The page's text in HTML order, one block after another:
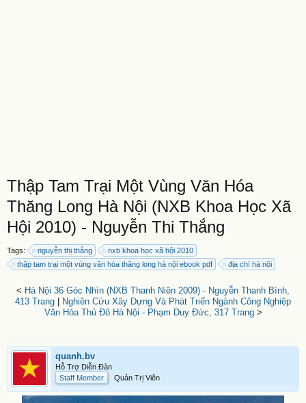
Thập Tam Trại Một Vùng Văn Hóa
Thăng Long Hà Nội (NXB Khoa Học Xã
Hội 2010) - Nguyễn Thi Thắng
Tags: nguyễn thị thắng
nxb khoa học xã hội 2010
thập tam trại một vùng văn hóa thăng long hà nội ebook pdf
địa chí hà nội
< Hà Nội 36 Góc Nhìn (NXB Thanh Niên 2009) - Nguyễn Thanh Bình,
413 Trang
Nghiên Cứu Xây Dựng Và Phát Triển Ngành Công Nghiệp
Văn Hóa Thủ Đô Hà Nội - Phạm Duy Đức, 317 Trang>
quanh.bv
Hỗ Trợ Diễn Đàn
Staff Member
Quản Trị Viên